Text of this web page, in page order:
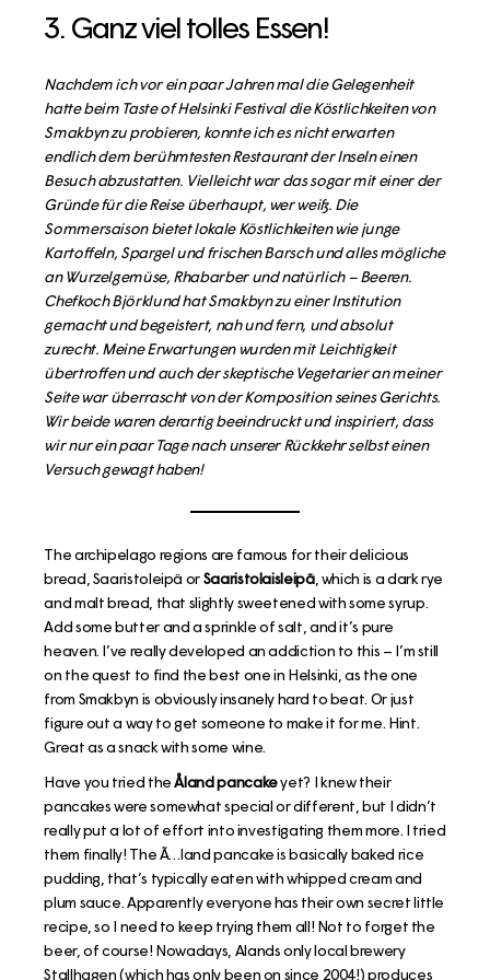
3. Ganz viel tolles Essen!
Nachdem ich vor ein paar Jahren mal die Gelegenheit
hatte beim Taste of Helsinki Festival die Köstlichkeiten von
Smakbyn zu probieren, konnte ich es nicht erwarten
endlich dem berühmtesten Restaurant der Inseln einen
Besuch abzustatten. Vielleicht war das sogar mit einer der
Gründe für die Reise überhaupt, wer weiß. Die
Sommersaison bietet lokale Köstlichkeiten wie junge
Kartoffeln, Spargel und frischen Barsch und alles mögliche
an Wurzelgemüse, Rhabarber und natürlich – Beeren.
Chefkoch Björklund hat Smakbyn zu einer Institution
gemacht und begeistert, nah und fern, und absolut
zurecht. Meine Erwartungen wurden mit Leichtigkeit
übertroffen und auch der skeptische Vegetarier an meiner
Seite war überrascht von der Komposition seines Gerichts.
Wir beide waren derartig beeindruckt und inspiriert, dass
wir nur ein paar Tage nach unserer Rückkehr selbst einen
Versuch gewagt haben!
The archipelago regions are famous for their delicious
bread, Saaristoleipä orSaaristolaisleipä, which is a dark rye
and malt bread, that slightly sweetened with some syrup.
Add some butter and a sprinkle of salt, and it’s pure
heaven. I’ve really developed an addiction to this – I’m still
on the quest to find the best one in Helsinki, as the one
from Smakbyn is obviously insanely hard to beat. Or just
figure out a way to get someone to make it for me. Hint.
Great as a snack with some wine.
Have you tried theÅland pancakeyet? I knew their
pancakes were somewhat special or different, but I didn’t
really put a lot of effort into investigating them more. I tried
them finally! The Ã…land pancake is basically baked rice
pudding, that’s typically eaten with whipped cream and
plum sauce. Apparently everyone has their own secret little
recipe, so I need to keep trying them all! Not to forget the
beer, of course! Nowadays, Alands only local brewery
Stallhagen (which has only been on since 2004!) produces